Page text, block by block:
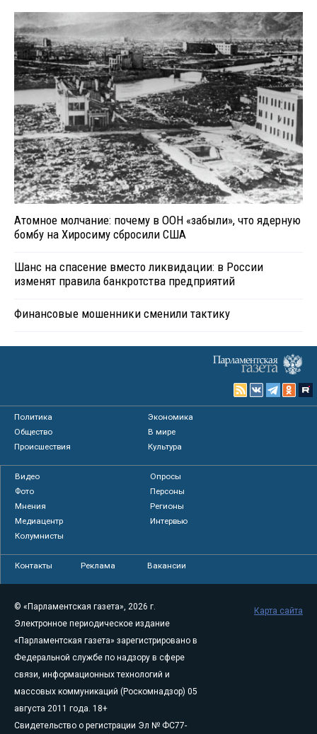
Атомное молчание: почему в ООН «забыли», что ядерную
бомбу на Хиросиму сбросили США
Шанс на спасение вместо ликвидации: в России
изменят правила банкротства предприятий
Финансовые мошенники сменили тактику
Политика
Экономика
Общество
В мире
Происшествия
Культура
Видео
Опросы
Фото
Персоны
Мнения
Регионы
Медиацентр
Интервью
Колумнисты
Контакты Реклама Вакансии
© «Парламентская газета», 2026 г.
Электронное периодическое издание
«Парламентская газета» зарегистрировано в
Федеральной службе по надзору в сфере
связи, информационных технологий и
массовых коммуникаций (Роскомнадзор) 05
августа 2011 года. 18+
Свидетельство о регистрации Эл № ФС77-
Карта сайта